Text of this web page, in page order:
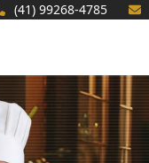
(41) 99268-4785